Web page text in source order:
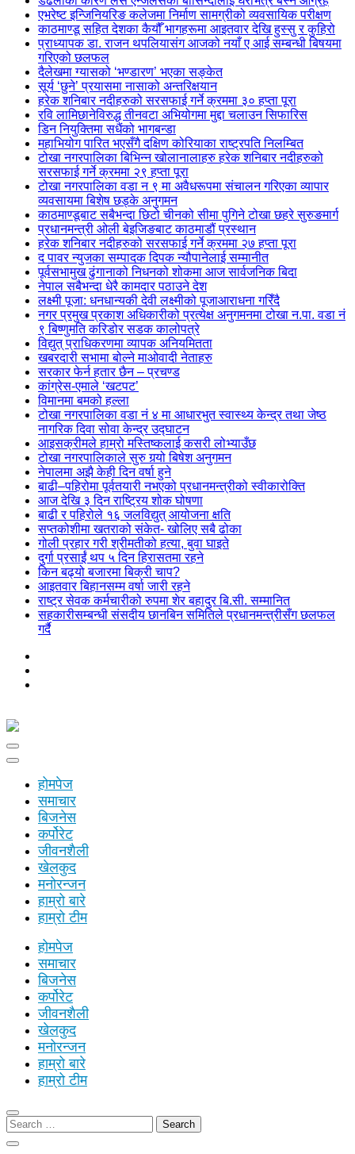
एभरेष्ट इन्जिनियरिङ कलेजमा निर्माण सामग्रीको व्यवसायिक परीक्षण
काठमाण्डू सहित देशका कैयौँ भागहरूमा आइतवार देखि हुस्सु र कुहिरो
प्राध्यापक डा. राजन थपलियासंग आजको नयाँ ए आई सम्बन्धी बिषयमा
गरिएको छलफल
दैलेखमा ग्यासको ‘भण्डारण’ भएका सङ्केत
सूर्य ‘छुने’ प्रयासमा नासाको अन्तरिक्षयान
हरेक शनिबार नदीहरुको सरसफाई गर्ने क्रममा ३० हप्ता पूरा
रवि लामिछानेविरुद्ध तीनवटा अभियोगमा मुद्दा चलाउन सिफारिस
डिन नियुक्तिमा सधैंको भागबन्डा
महाभियोग पारित भएसँगै दक्षिण कोरियाका राष्ट्रपति निलम्बित
टोखा नगरपालिका बिभिन्न खोलानालाहरु हरेक शनिबार नदीहरुको
सरसफाई गर्ने क्रममा २९ हप्ता पूरा
टोखा नगरपालिका वडा न ९ मा अवैधरूपमा संचालन गरिएका व्यापार
व्यवसायमा बिशेष छड्के अनुगमन
काठमाण्डूबाट सबैभन्दा छिटो चीनको सीमा पुगिने टोखा छहरे सुरुङमार्ग
प्रधानमन्त्री ओली बेइजिङबाट काठमाडौं प्रस्थान
हरेक शनिबार नदीहरुको सरसफाई गर्ने क्रममा २७ हप्ता पूरा
द पावर न्युजका सम्पादक दिपक न्यौपानेलाई सम्मानीत
पूर्वसभामुख ढुंगानाको निधनको शोकमा आज सार्वजनिक बिदा
नेपाल सबैभन्दा धेरै कामदार पठाउने देश
लक्ष्मी पूजा: धनधान्यकी देवी लक्ष्मीको पूजाआराधना गरिँदै
नगर प्रमुख प्रकाश अधिकारीको प्रत्येक्ष अनुगमनमा टोखा न.पा. वडा नं
९ बिष्णुमति करिडोर सडक कालोपत्रे
विद्युत् प्राधिकरणमा व्यापक अनियमितता
खबरदारी सभामा बोल्ने माओवादी नेताहरु
सरकार फेर्न हतार छैन – प्रचण्ड
कांग्रेस-एमाले ‘खटपट’
विमानमा बमको हल्ला
टोखा नगरपालिका वडा नं ४ मा आधारभुत स्वास्थ्य केन्द्र तथा जेष्ठ
नागरिक दिवा सोवा केन्द्र उद्घाटन
आइसक्रीमले हाम्रो मस्तिष्कलाई कसरी लोभ्याउँछ
टोखा नगरपालिकाले सुरु गर्‍यो बिषेश अनुगमन
नेपालमा अझै केही दिन वर्षा हुने
बाढी–पहिरोमा पूर्वतयारी नभएको प्रधानमन्त्रीको स्वीकारोक्ति
आज देखि ३ दिन राष्ट्रिय शोक घोषणा
बाढी र पहिरोले १६ जलविद्युत् आयोजना क्षति
सप्तकोशीमा खतराको संकेत- खोलिए सबै ढोका
गोली प्रहार गरी श्रीमतीको हत्या, बुवा घाइते
दुर्गा प्रसाईं थप ५ दिन हिरासतमा रहने
किन बढ्यो बजारमा बिक्री चाप?
आइतवार बिहानसम्म वर्षा जारी रहने
राष्ट्र सेवक कर्मचारीको रुपमा शेर बहादुर बि.सी. सम्मानित
सहकारीसम्बन्धी संसदीय छानबिन समितिले प्रधानमन्त्रीसँग छलफल
गर्दै
होमपेज
समाचार
बिजनेस
कर्पोरेट
जीवनशैली
खेलकुद
मनोरन्जन
हाम्रो बारे
हाम्रो टीम
होमपेज
समाचार
बिजनेस
कर्पोरेट
जीवनशैली
खेलकुद
मनोरन्जन
हाम्रो बारे
हाम्रो टीम
Search
for: